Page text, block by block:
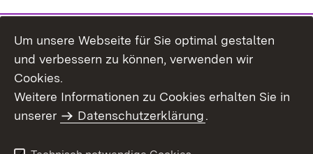
Um unsere Webseite für Sie optimal gestalten
und verbessern zu können, verwenden wir
Cookies.
Weitere Informationen zu Cookies erhalten Sie in
unserer
Datenschutzerklärung.